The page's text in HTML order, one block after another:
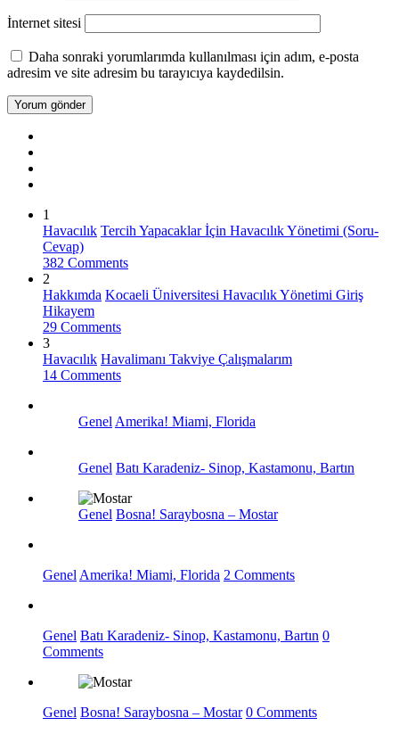
İnternet sitesi
Daha sonraki yorumlarımda kullanılması için adım, e-posta
adresim ve site adresim bu tarayıcıya kaydedilsin.
1
Havacılık Tercih Yapacaklar İçin Havacılık Yönetimi (Soru-
Cevap)
382 Comments
2
Hakkımda Kocaeli Üniversitesi Havacılık Yönetimi Giriş
Hikayem
29 Comments
3
Havacılık Havalimanı Takviye Çalışmalarım
14 Comments
Genel Amerika! Miami, Florida
Genel Batı Karadeniz- Sinop, Kastamonu, Bartın
Genel Bosna! Saraybosna – Mostar
Genel Amerika! Miami, Florida 2 Comments
Genel Batı Karadeniz- Sinop, Kastamonu, Bartın 0
Comments
Genel Bosna! Saraybosna – Mostar 0 Comments